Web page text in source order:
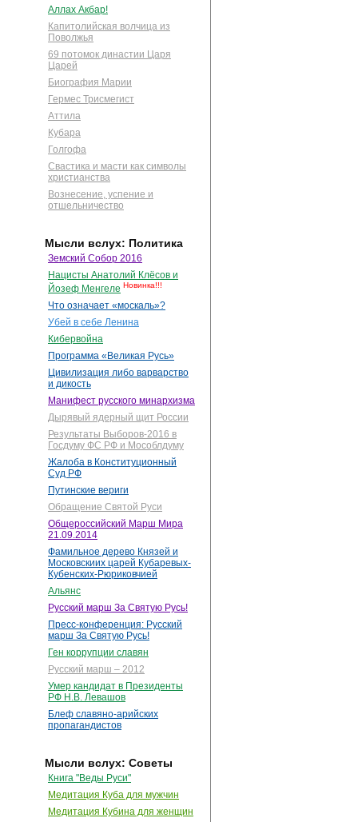
Аллах Акбар!
Капитолийская волчица из
Поволжья
69 потомок династии Царя
Царей
Биография Марии
Гермес Трисмегист
Аттила
Кубара
Голгофа
Свастика и масти как символы
христианства
Вознесение, успение и
отшельничество
Мысли вслух: Политика
Земский Собор 2016
Нацисты Анатолий Клёсов и
Йозеф Менгеле Новинка!!!
Что означает «москаль»?
Убей в себе Ленина
Кибервойна
Программа «Великая Русь»
Цивилизация либо варварство
и дикость
Манифест русского минархизма
Дырявый ядерный щит России
Результаты Выборов-2016 в
Госдуму ФС РФ и Мособлдуму
Жалоба в Конституционный
Суд РФ
Путинские вериги
Обращение Святой Руси
Общероссийский Марш Мира
21.09.2014
Фамильное дерево Князей и
Московскиих царей Кубаревых-
Кубенских-Рюриковчией
Альянс
Русский марш За Святую Русь!
Пресс-конференция: Русский
марш За Святую Русь!
Ген коррупции славян
Русский марш – 2012
Умер кандидат в Президенты
РФ Н.В. Левашов
Блеф славяно-арийских
пропагандистов
Мысли вслух: Советы
Книга "Веды Руси"
Медитация Куба для мужчин
Медитация Кубина для женщин